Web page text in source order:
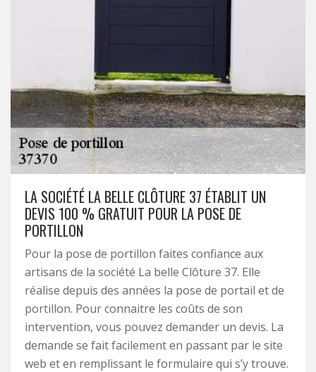
LA SOCIÉTÉ LA BELLE CLÔTURE 37 ÉTABLIT UN
DEVIS 100 % GRATUIT POUR LA POSE DE
PORTILLON
Pour la pose de portillon faites confiance aux
artisans de la société La belle Clôture 37. Elle
réalise depuis des années la pose de portail et de
portillon. Pour connaitre les coûts de son
intervention, vous pouvez demander un devis. La
demande se fait facilement en passant par le site
web et en remplissant le formulaire qui s’y trouve.